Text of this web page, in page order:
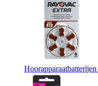
Hoorapparaatbatterijen